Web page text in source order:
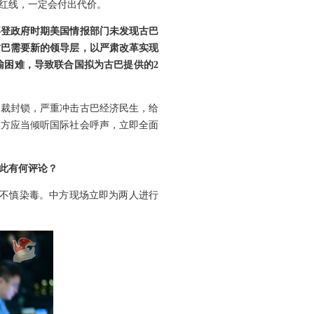
线，一定会付出代价。
政府时期美国情报部门未发现古巴
需要新的领导层，以严肃改革实现
难，导致联合国拟为古巴提供的2
封锁，严重冲击古巴经济民生，给
应当倾听国际社会呼声，立即全面
有何评论？
慎染毒。中方现场立即为两人进行